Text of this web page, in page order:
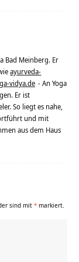
Bad Meinberg. Er
ayurveda-
vidya.de - An Yoga
Er ist
So liegt es nahe,
und mit
aus dem Haus
sind mit * markiert.